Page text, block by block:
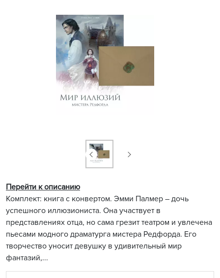
Комплект: книга с конвертом. Эмми Палмер – дочь
успешного иллюзиониста. Она участвует в
представлениях отца, но сама грезит театром и увлечена
пьесами модного драматурга мистера Редфорда. Его
творчество уносит девушку в удивительный мир
фантазий,...
Перейти к описанию